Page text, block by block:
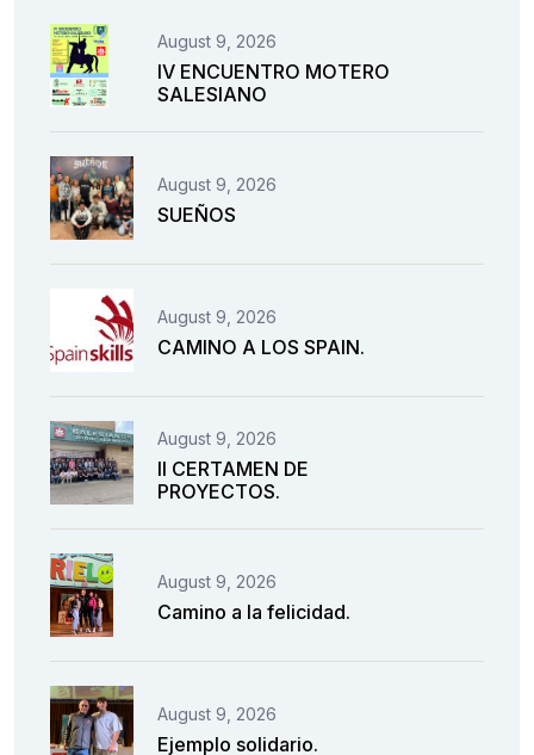
August 9, 2026
IV ENCUENTRO MOTERO
SALESIANO
August 9, 2026
SUEÑOS
August 9, 2026
CAMINO A LOS SPAIN.
August 9, 2026
II CERTAMEN DE
PROYECTOS.
August 9, 2026
Camino a la felicidad.
August 9, 2026
Ejemplo solidario.